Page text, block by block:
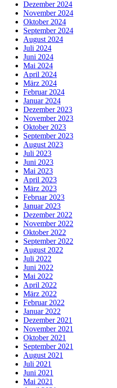
Dezember 2024
November 2024
Oktober 2024
September 2024
August 2024
Juli 2024
Juni 2024
Mai 2024
April 2024
März 2024
Februar 2024
Januar 2024
Dezember 2023
November 2023
Oktober 2023
September 2023
August 2023
Juli 2023
Juni 2023
Mai 2023
April 2023
März 2023
Februar 2023
Januar 2023
Dezember 2022
November 2022
Oktober 2022
September 2022
August 2022
Juli 2022
Juni 2022
Mai 2022
April 2022
März 2022
Februar 2022
Januar 2022
Dezember 2021
November 2021
Oktober 2021
September 2021
August 2021
Juli 2021
Juni 2021
Mai 2021